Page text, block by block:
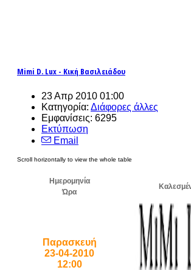
Mimi D. Lux - Κική Βασιλειάδου
23 Απρ 2010 01:00
Κατηγορία: Διάφορες άλλες
Εμφανίσεις: 6295
Εκτύπωση
Email
Ημερομηνία
Ώρα
Παρασκευή
23-04-2010
12:00